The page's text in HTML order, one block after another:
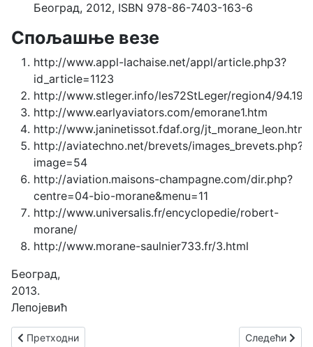
Београд, 2012, ISBN 978-86-7403-163-6
Спољашње везе
http://www.appl-lachaise.net/appl/article.php3?
id_article=1123
http://www.stleger.info/les72StLeger/region4/
http://www.earlyaviators.com/emorane1.htm
http://www.janinetissot.fdaf.org/jt_morane_leon.htm
http://aviatechno.net/brevets/images_brevets.php?
image=54
http://aviation.maisons-champagne.com/dir.php?
centre=04-bio-morane&menu=11
http://www.universalis.fr/encyclopedie/robert-
morane/
http://www.morane-saulnier733.fr/3.html
Београд,
2013.
Лепојевић
Претходни чланак: Браћа Кодрон - Caudron (Француска)
Претходни Следећи
Следећи